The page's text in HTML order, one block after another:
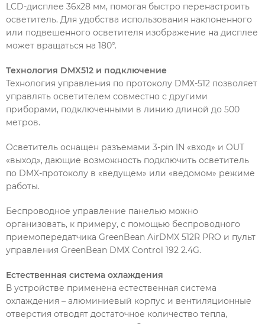
LCD-дисплее 36х28 мм, помогая быстро перенастроить
осветитель. Для удобства использования наклоненного
или подвешенного осветителя изображение на дисплее
может вращаться на 180°.
Технология DMX512 и подключение
Технология управления по протоколу DMX-512 позволяет
управлять осветителем совместно с другими
приборами, подключенными в линию длиной до 500
метров.
Осветитель оснащен разъемами 3-pin IN «вход» и OUT
«выход», дающие возможность подключить осветитель
по DMX-протоколу в «ведущем» или «ведомом» режиме
работы.
Беспроводное управление панелью можно
организовать, к примеру, с помощью беспроводного
приемопередатчика GreenBean AirDMX 512R PRO и пульт
управления GreenBean DMX Control 192 2.4G.
Естественная система охлаждения
В устройстве применена естественная система
охлаждения – алюминиевый корпус и вентиляционные
отверстия отводят достаточное количество тепла,